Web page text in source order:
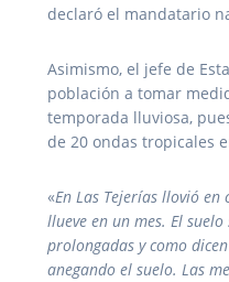
declaró el mandatario
Asimismo, el jefe de
población a tomar
temporada lluviosa,
de 20 ondas tropicales
«En Las Tejerías llovió
llueve en un mes. El
prolongadas y como
anegando el suelo. Las